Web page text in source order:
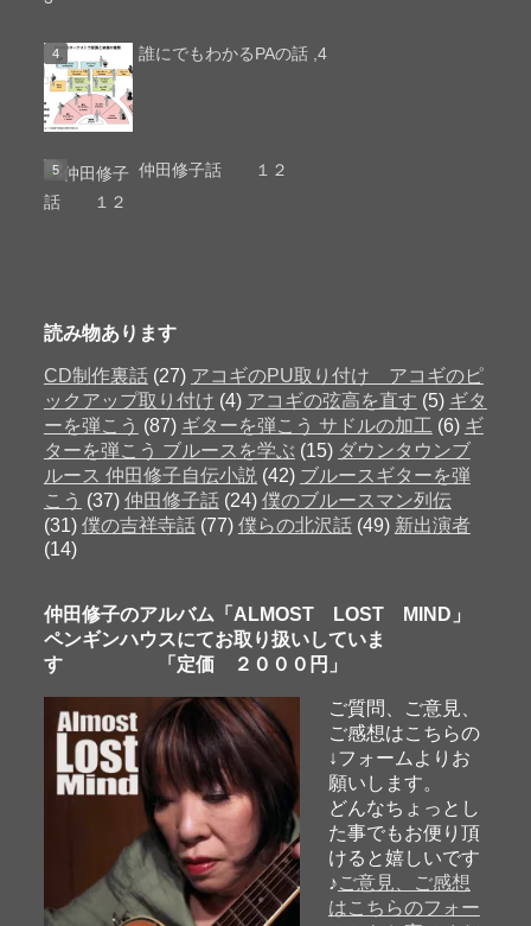
誰にでもわかるPAの話 ,4
仲田修子話 １２
読み物あります
CD制作裏話(27) アコギのPU取り付け アコギのピ
ックアップ取り付け (4) アコギの弦高を直す (5) ギタ
ーを弾こう (87) ギターを弾こう サドルの加工 (6) ギ
ターを弾こう ブルースを学ぶ (15) ダウンタウンブ
ルース 仲田修子自伝小説(42) ブルースギターを弾
こう (37) 仲田修子話(24) 僕のブルースマン列伝
(31) 僕の吉祥寺話(77) 僕らの北沢話(49) 新出演者
(14)
仲田修子のアルバム「ALMOST LOST MIND」
ペンギンハウスにてお取り扱いしていま
す 「定価 ２０００円」
ご質問、ご意見、
ご感想はこちらの
↓フォームよりお
願いします。
どんなちょっとし
た事でもお便り頂
けると嬉しいです
♪ご意見、ご感想
はこちらのフォー